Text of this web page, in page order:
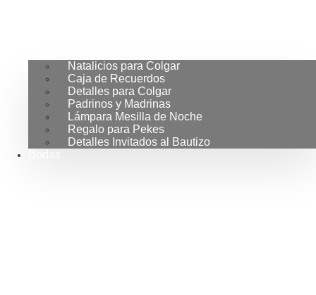
Natalicios para Colgar
Caja de Recuerdos
Detalles para Colgar
Padrinos y Madrinas
Lámpara Mesilla de Noche
Regalo para Pekes
Detalles Invitados al Bautizo